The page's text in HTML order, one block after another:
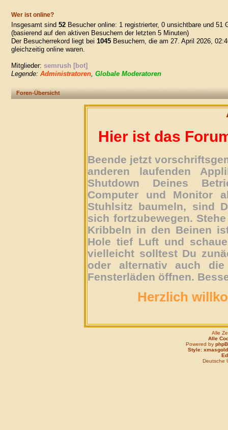
Wer ist online?
Insgesamt sind 52 Besucher online: 1 registrierter, 0 unsichtbare und 51
(basierend auf den aktiven Besuchern der letzten 5 Minuten)
Der Besucherrekord liegt bei 1045 Besuchern, die am 27. April 2026,
gleichzeitig online waren.
Mitglieder: semrush [bot]
Legende: Administratoren, Globale Moderatoren
Foren-Übersicht
Hier ist das
Beende jetzt
anderen laufenden
Shutdown Deines
Computer und Monitor
Stuhlsitz baumeln, sind
sich fortzubewegen.
Kribbeln in den Beinen
Hole tief Luft und
vielleicht solltest Du
oder alternativ auch
Fensterläden öffnen.
Herzlich
Alle
Alle
Powered by
Style: xmasgold
Deutsche